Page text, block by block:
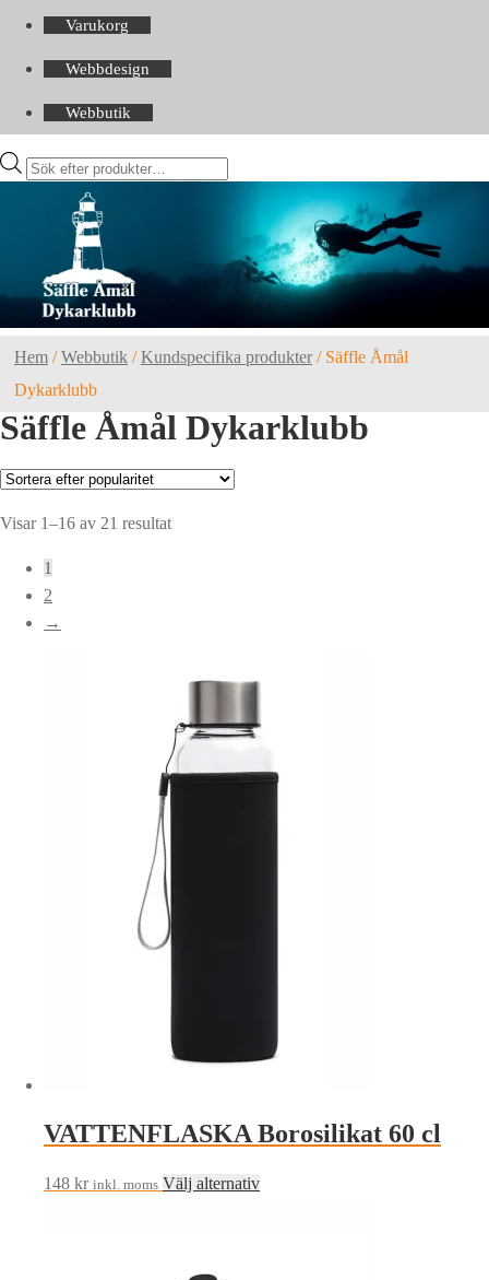
Varukorg
Webbdesign
Webbutik
Products
Hem /Webbutik /Kundspecifika produkter / Säffle Åmål
Dykarklubb
Säffle Åmål Dykarklubb
Visar 1–16 av 21 resultatSortera
1
2
→
VATTENFLASKA Borosilikat 60 cl
148 kr inkl. moms Välj alternativDen